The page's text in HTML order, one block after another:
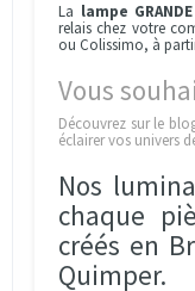
La lampe
relais chez votre
ou Colissimo, à
Vous
Découvrez sur le
éclairer vos univers
Nos
chaque
créés en
Quimper.